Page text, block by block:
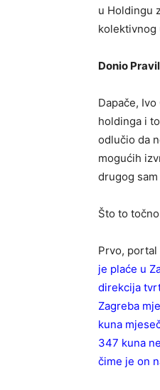
u Holdingu
kolektivnog
Donio
Dapače,
holdinga i
odlučio da
mogućih
drugog
Što to
Prvo,
je plaće u
direkcija
Zagreba
kuna
347 kuna
čime je on